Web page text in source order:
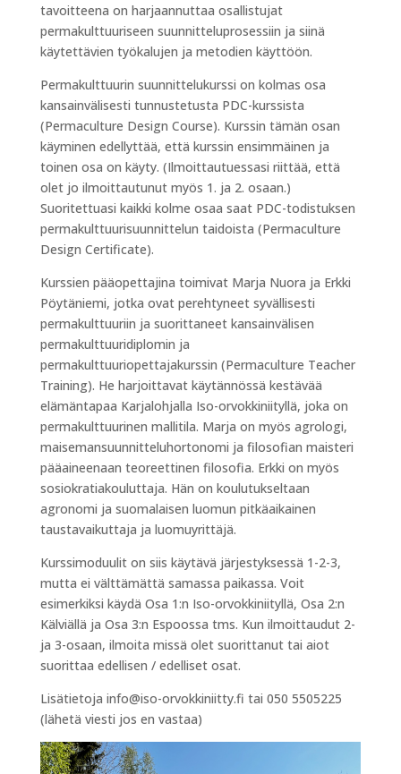
tavoitteena on harjaannuttaa osallistujat
permakulttuuriseen suunnitteluprosessiin ja siinä
käytettävien työkalujen ja metodien käyttöön.
Permakulttuurin suunnittelukurssi on kolmas osa
kansainvälisesti tunnustetusta PDC-kurssista
(Permaculture Design Course). Kurssin tämän osan
käyminen edellyttää, että kurssin ensimmäinen ja
toinen osa on käyty. (Ilmoittautuessasi riittää, että
olet jo ilmoittautunut myös 1. ja 2. osaan.)
Suoritettuasi kaikki kolme osaa saat PDC-todistuksen
permakulttuurisuunnittelun taidoista (Permaculture
Design Certificate).
Kurssien pääopettajina toimivat Marja Nuora ja Erkki
Pöytäniemi, jotka ovat perehtyneet syvällisesti
permakulttuuriin ja suorittaneet kansainvälisen
permakulttuuridiplomin ja
permakulttuuriopettajakurssin (Permaculture Teacher
Training). He harjoittavat käytännössä kestävää
elämäntapaa Karjalohjalla Iso-orvokkiniityllä, joka on
permakulttuurinen mallitila. Marja on myös agrologi,
maisemansuunnitteluhortonomi ja filosofian maisteri
pääaineenaan teoreettinen filosofia. Erkki on myös
sosiokratiakouluttaja. Hän on koulutukseltaan
agronomi ja suomalaisen luomun pitkäaikainen
taustavaikuttaja ja luomuyrittäjä.
Kurssimoduulit on siis käytävä järjestyksessä 1-2-3,
mutta ei välttämättä samassa paikassa. Voit
esimerkiksi käydä Osa 1:n Iso-orvokkiniityllä, Osa 2:n
Kälviällä ja Osa 3:n Espoossa tms. Kun ilmoittaudut 2-
ja 3-osaan, ilmoita missä olet suorittanut tai aiot
suorittaa edellisen / edelliset osat.
Lisätietoja info@iso-orvokkiniitty.fi tai 050 5505225
(lähetä viesti jos en vastaa)